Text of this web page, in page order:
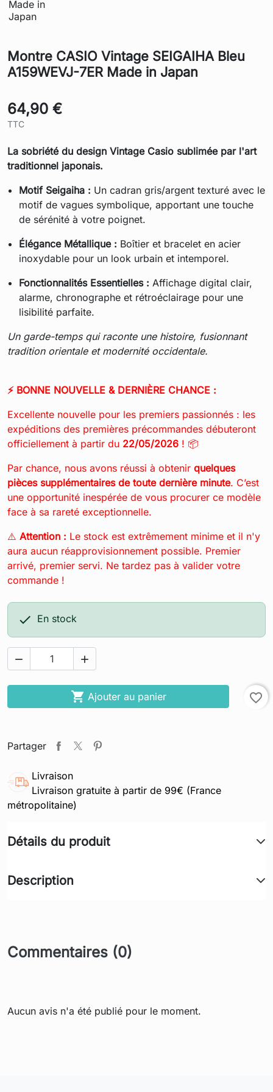
Montre CASIO Vintage SEIGAIHA Bleu
A159WEVJ-7ER Made in Japan
64,90 €
TTC
La sobriété du design Vintage Casio sublimée par l'art
traditionnel japonais.
Motif Seigaiha : Un cadran gris/argent texturé avec le
motif de vagues symbolique, apportant une touche
de sérénité à votre poignet.
Élégance Métallique : Boîtier et bracelet en acier
inoxydable pour un look urbain et intemporel.
Fonctionnalités Essentielles : Affichage digital clair,
alarme, chronographe et rétroéclairage pour une
lisibilité parfaite.
Un garde-temps qui raconte une histoire, fusionnant
tradition orientale et modernité occidentale.
⚡ BONNE NOUVELLE & DERNIÈRE CHANCE :
Excellente nouvelle pour les premiers passionnés : les
expéditions des premières précommandes débuteront
officiellement à partir du 22/05/2026 ! 📦
Par chance, nous avons réussi à obtenir quelques
pièces supplémentaires de toute dernière minute. C’est
une opportunité inespérée de vous procurer ce modèle
face à sa rareté exceptionnelle.
⚠️ Attention : Le stock est extrêmement minime et il n'y
aura aucun réapprovisionnement possible. Premier
arrivé, premier servi. Ne tardez pas à valider votre
commande !
 En stock
 
 Ajouter au panier favorite_border
Partager
Livraison
Livraison gratuite à partir de 99€ (France
métropolitaine)
Détails du produit
Description
Commentaires (0)
Aucun avis n'a été publié pour le moment.